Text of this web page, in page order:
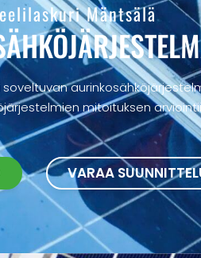
Mäntsälä
mitoituksen
VARAA